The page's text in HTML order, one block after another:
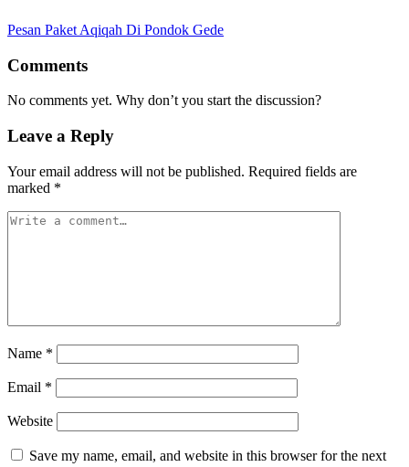
Pesan Paket Aqiqah Di Pondok Gede
Comments
No comments yet. Why don’t you start the discussion?
Leave a Reply
Your email address will not be published. Required fields are
marked *
Name *
Email *
Website
Save my name, email, and website in this browser for the next